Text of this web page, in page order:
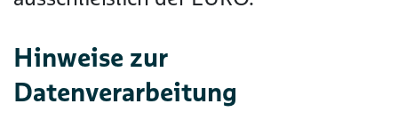
Hinweise zur
Datenverarbeitung